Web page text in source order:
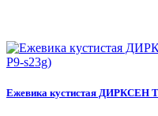
Ежевика кустистая ДИРКСЕН